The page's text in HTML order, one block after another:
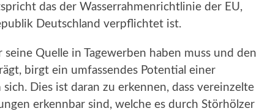
das der Wasserrahmenrichtlinie der EU,
Deutschland verpflichtet ist.
seine Quelle in Tagewerben haben muss und den
birgt ein umfassendes Potential einer
Dies ist daran zu erkennen, dass vereinzelte
erkennbar sind, welche es durch Störhölzer